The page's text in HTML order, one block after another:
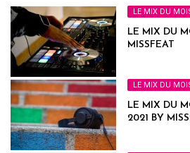
LE MIX DU
LE MIX DU
MISSFEAT
LE MIX DU
LE MIX DU
2021 BY